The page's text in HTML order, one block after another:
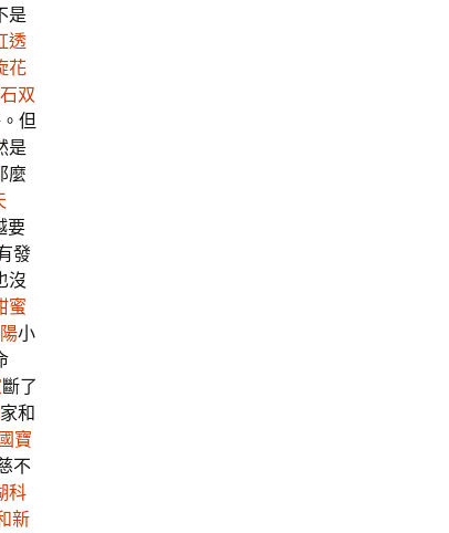
是
透
花
双
但
是
麼
要
發
沒
蜜
小
斷了
家和
寶
不
科
新